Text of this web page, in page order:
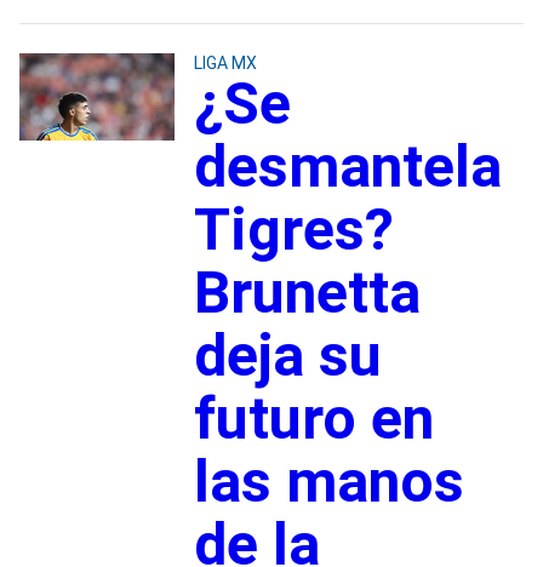
LIGA MX
¿Se
desmantela
Tigres?
Brunetta
deja su
futuro en
las manos
de la